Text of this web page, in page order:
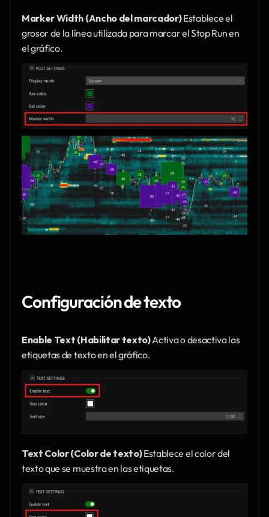
Marker Width (Ancho del marcador) Establece el
grosor de la línea utilizada para marcar el Stop Run en
el gráfico.
Configuración de texto
Enable Text (Habilitar texto) Activa o desactiva las
etiquetas de texto en el gráfico.
Text Color (Color de texto) Establece el color del
texto que se muestra en las etiquetas.